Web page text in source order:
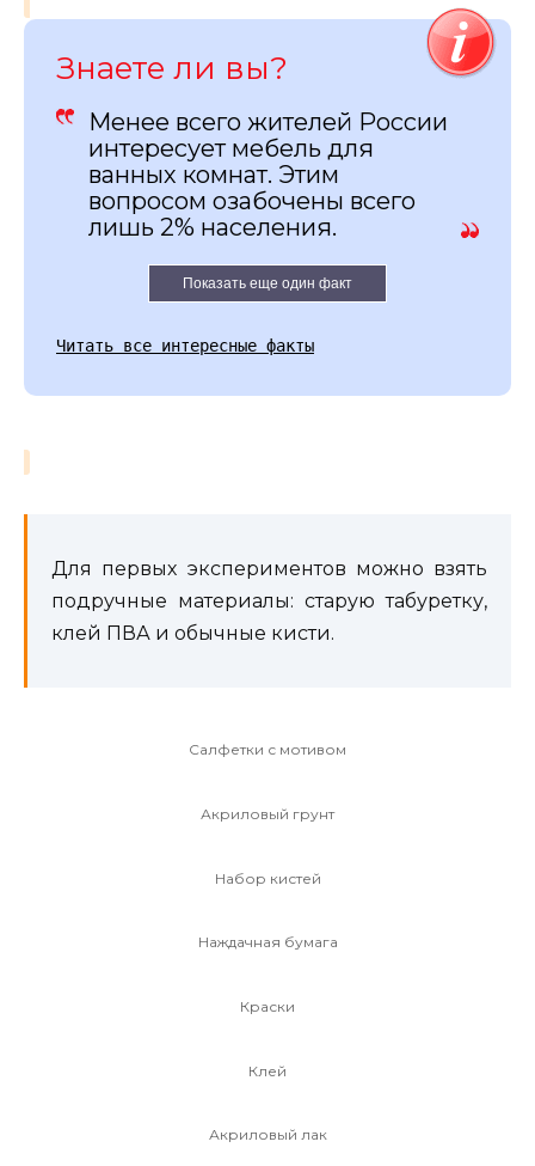
Знаете ли вы?
Менее всего жителей России
интересует мебель для
ванных комнат. Этим
вопросом озабочены всего
лишь 2% населения.
Показать еще один факт
Читать все интересные факты
Для первых экспериментов можно взять
подручные материалы: старую табуретку,
клей ПВА и обычные кисти.
Салфетки с мотивом
Акриловый грунт
Набор кистей
Наждачная бумага
Краски
Клей
Акриловый лак